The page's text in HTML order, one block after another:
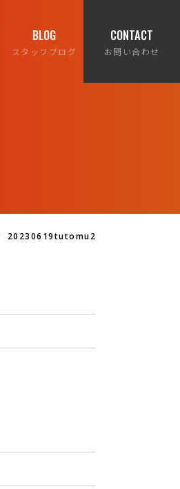
BLOG
スタッフブログ
CONTACT
お問い合わせ
20230619tutomu2